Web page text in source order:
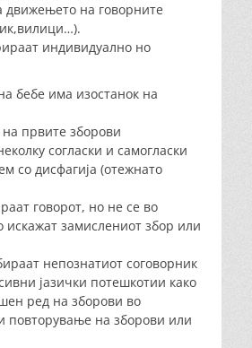
на говорните
индивидуално но
бебе има изостанок на
првите зборови
согласки и самогласки
со дисфагија (отежнато
говорот, но не се во
искажат замислениот збор или
непознатиот соговорник
јазички потешкотии како
ред на зборови во
повторување на зборови или